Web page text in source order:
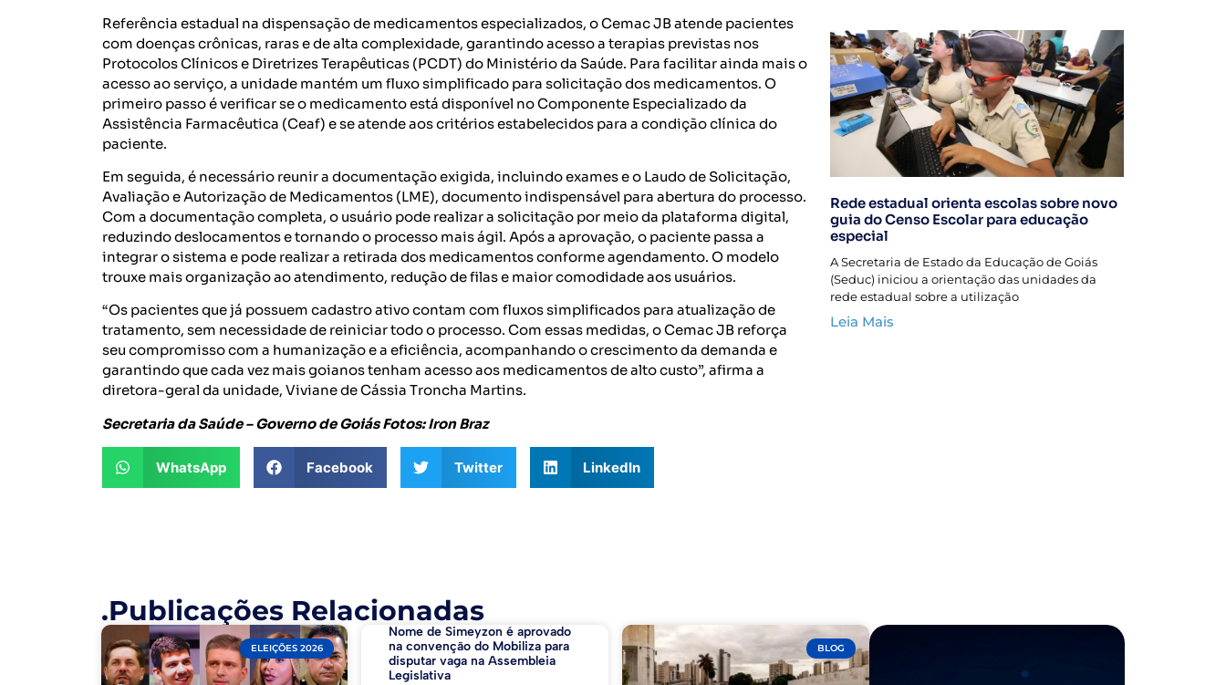
Referência estadual na dispensação de medicamentos especializados, o Cemac JB atende pacientes
com doenças crônicas, raras e de alta complexidade, garantindo acesso a terapias previstas nos
Protocolos Clínicos e Diretrizes Terapêuticas (PCDT) do Ministério da Saúde. Para facilitar ainda mais o
acesso ao serviço, a unidade mantém um fluxo simplificado para solicitação dos medicamentos. O
primeiro passo é verificar se o medicamento está disponível no Componente Especializado da
Assistência Farmacêutica (Ceaf) e se atende aos critérios estabelecidos para a condição clínica do
paciente.
Em seguida, é necessário reunir a documentação exigida, incluindo exames e o Laudo de Solicitação,
Avaliação e Autorização de Medicamentos (LME), documento indispensável para abertura do processo.
Com a documentação completa, o usuário pode realizar a solicitação por meio da plataforma digital,
reduzindo deslocamentos e tornando o processo mais ágil. Após a aprovação, o paciente passa a
integrar o sistema e pode realizar a retirada dos medicamentos conforme agendamento. O modelo
trouxe mais organização ao atendimento, redução de filas e maior comodidade aos usuários.
“Os pacientes que já possuem cadastro ativo contam com fluxos simplificados para atualização de
tratamento, sem necessidade de reiniciar todo o processo. Com essas medidas, o Cemac JB reforça
seu compromisso com a humanização e a eficiência, acompanhando o crescimento da demanda e
garantindo que cada vez mais goianos tenham acesso aos medicamentos de alto custo”, afirma a
diretora-geral da unidade, Viviane de Cássia Troncha Martins.
Secretaria da Saúde – Governo de Goiás Fotos: Iron Braz
WhatsApp Facebook Twitter LinkedIn
Rede estadual orienta escolas sobre novo
guia do Censo Escolar para educação
especial
A Secretaria de Estado da Educação de Goiás
(Seduc) iniciou a orientação das unidades da
rede estadual sobre a utilização
Leia Mais
.Publicações Relacionadas
ELEIÇÕES 2026
Nome de Simeyzon é aprovado
na convenção do Mobiliza para
disputar vaga na Assembleia
Legislativa
BLOG